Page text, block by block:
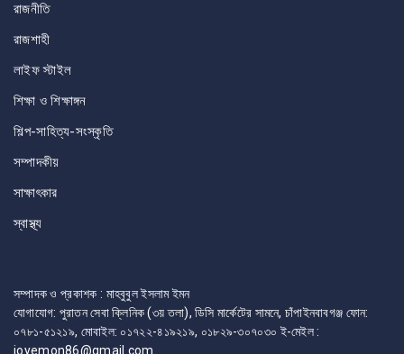
রাজনীতি
রাজশাহী
লাইফ স্টাইল
শিক্ষা ও শিক্ষাঙ্গন
শিল্প-সাহিত্য-সংস্কৃতি
সম্পাদকীয়
সাক্ষাৎকার
স্বাস্থ্য
সম্পাদক ও প্রকাশক : মাহবুবুল ইসলাম ইমন
যোগাযোগ: পুরাতন সেবা ক্লিনিক (৩য় তলা), ডিসি মার্কেটের সামনে, চাঁপাইনবাবগঞ্জ ফোন:
০৭৮১-৫১২১৯, মোবাইল: ০১৭২২-৪১৯২১৯, ০১৮২৯-৩০৭০৩০ ই-মেইল :
joyemon86@gmail.com